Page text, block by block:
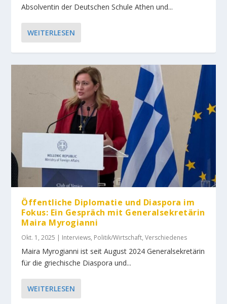
Absolventin der Deutschen Schule Athen und...
WEITERLESEN
Öffentliche Diplomatie und Diaspora im
Fokus: Ein Gespräch mit Generalsekretärin
Maira Myrogianni
Okt. 1, 2025 | Interviews, Politik/Wirtschaft,Verschiedenes
Maira Myrogianni ist seit August 2024 Generalsekretärin
für die griechische Diaspora und...
WEITERLESEN